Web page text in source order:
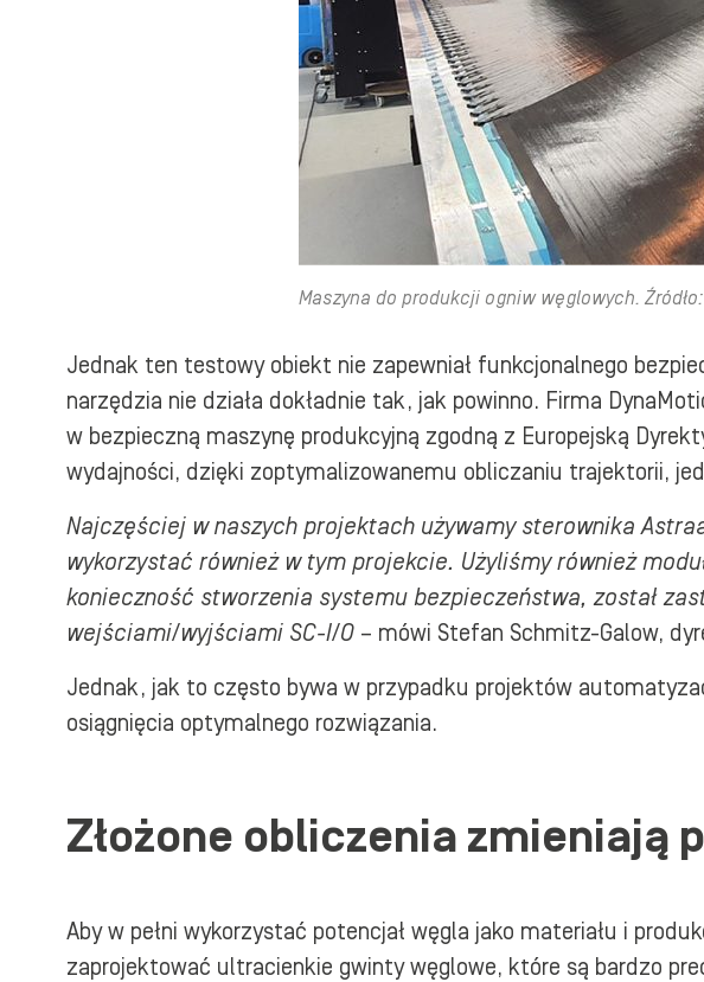
Maszyna do produkcji ogniw węglowych.
Jednak ten testowy obiekt nie zapewniał funkcjonalnego
narzędzia nie działa dokładnie tak, jak powinno. Firma
w bezpieczną maszynę produkcyjną zgodną z Europejską
wydajności, dzięki zoptymalizowanemu obliczaniu trajektorii,
Najczęściej w naszych projektach używamy sterownika
wykorzystać również w tym projekcie. Użyliśmy również
konieczność stworzenia systemu bezpieczeństwa, został
wejściami/wyjściami SC-I/O – mówi Stefan Schmitz-Galow,
Jednak, jak to często bywa w przypadku projektów
osiągnięcia optymalnego rozwiązania.
Złożone obliczenia zmieniają
Aby w pełni wykorzystać potencjał węgla jako materiału i
zaprojektować ultracienkie gwinty węglowe, które są bardzo